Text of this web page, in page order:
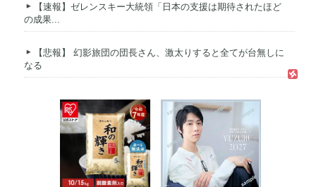
【速報】ゼレンスキー大統領「日本の支援は期待されたほど
の成果...
【悲報】 幻影旅団の団長さん、激太りすると全てが台無しに
なる